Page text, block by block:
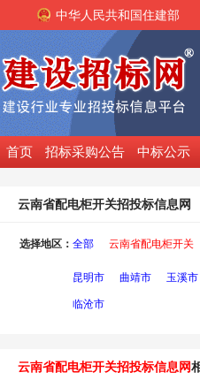
中华人民共和国住建部
首页 招标采购公告 中标公示
云南省配电柜开关招投标信息网
选择地区： 全部 云南省配电柜开关
昆明市 曲靖市 玉溪市
临沧市
云南省配电柜开关招投标信息网